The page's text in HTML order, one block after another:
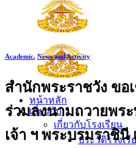
หน้าหลัก
เกี่ยวกับ
เกี่ยวกับโรงเรียน
ประวัติโรงเรี
Academic, News and Activity
สำนักพระราชวัง ข
ร่วมลงนามถวายพร
เจ้า ฯ พระบรมราชินี